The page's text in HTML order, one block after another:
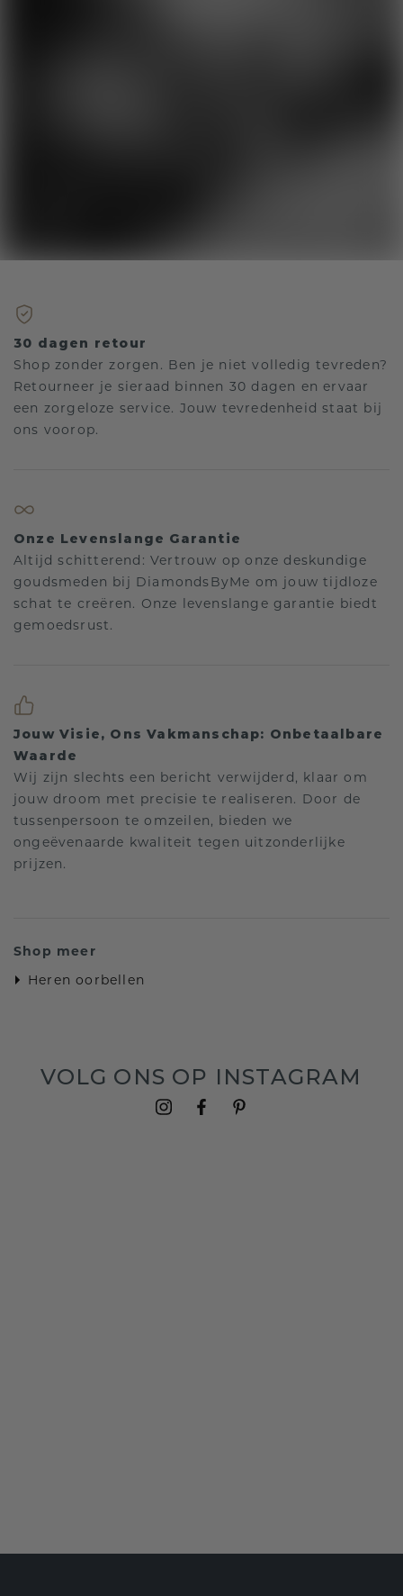
30 dagen retour
Shop zonder zorgen. Ben je niet volledig tevreden?
Retourneer je sieraad binnen 30 dagen en ervaar
een zorgeloze service. Jouw tevredenheid staat bij
ons voorop.
Onze Levenslange Garantie
Altijd schitterend: Vertrouw op onze deskundige
goudsmeden bij DiamondsByMe om jouw tijdloze
schat te creëren. Onze levenslange garantie biedt
gemoedsrust.
Jouw Visie, Ons Vakmanschap: Onbetaalbare
Waarde
Wij zijn slechts een bericht verwijderd, klaar om
jouw droom met precisie te realiseren. Door de
tussenpersoon te omzeilen, bieden we
ongeëvenaarde kwaliteit tegen uitzonderlijke
prijzen.
Shop meer
Heren oorbellen
VOLG ONS OP INSTAGRAM